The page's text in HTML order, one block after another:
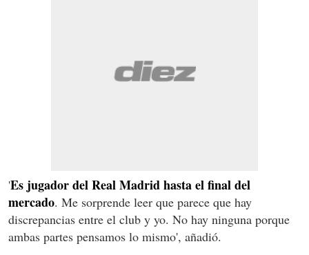
'Es jugador del Real Madrid hasta el final del
mercado. Me sorprende leer que parece que hay
discrepancias entre el club y yo. No hay ninguna porque
ambas partes pensamos lo mismo', añadió.